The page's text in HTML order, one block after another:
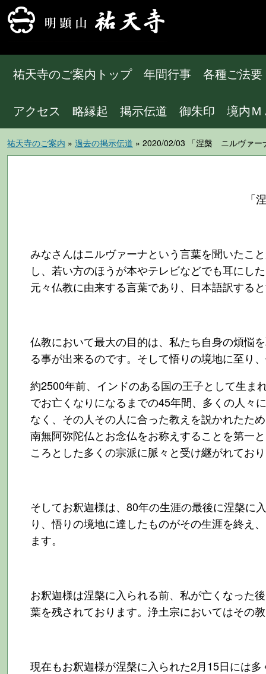
祐天寺のご案内トップ 年間行事 各種ご法要
アクセス 略縁起 掲示伝道 御朱印 境内Ｍ
祐天寺のご案内 » 過去の掲示伝道 » 2020/02/03 「涅槃 ニルヴァ
「
みなさんはニルヴァーナという言葉を聞いたこ
し、若い方のほうが本やテレビなどでも耳にし
元々仏教に由来する言葉であり、日本語訳する
仏教において最大の目的は、私たち自身の煩悩
る事が出来るのです。そして悟りの境地に至り
約2500年前、インドのある国の王子として生ま
でお亡くなりになるまでの45年間、多くの人々
なく、その人その人に合った教えを説かれたた
南無阿弥陀仏とお念仏をお称えすることを第一
ころとした多くの宗派に脈々と受け継がれてお
そしてお釈迦様は、80年の生涯の最後に涅槃に
り、悟りの境地に達したものがその生涯を終え
ます。
お釈迦様は涅槃に入られる前、私が亡くなった
葉を残されております。浄土宗においてはその
現在もお釈迦様が涅槃に入られた2月15日には